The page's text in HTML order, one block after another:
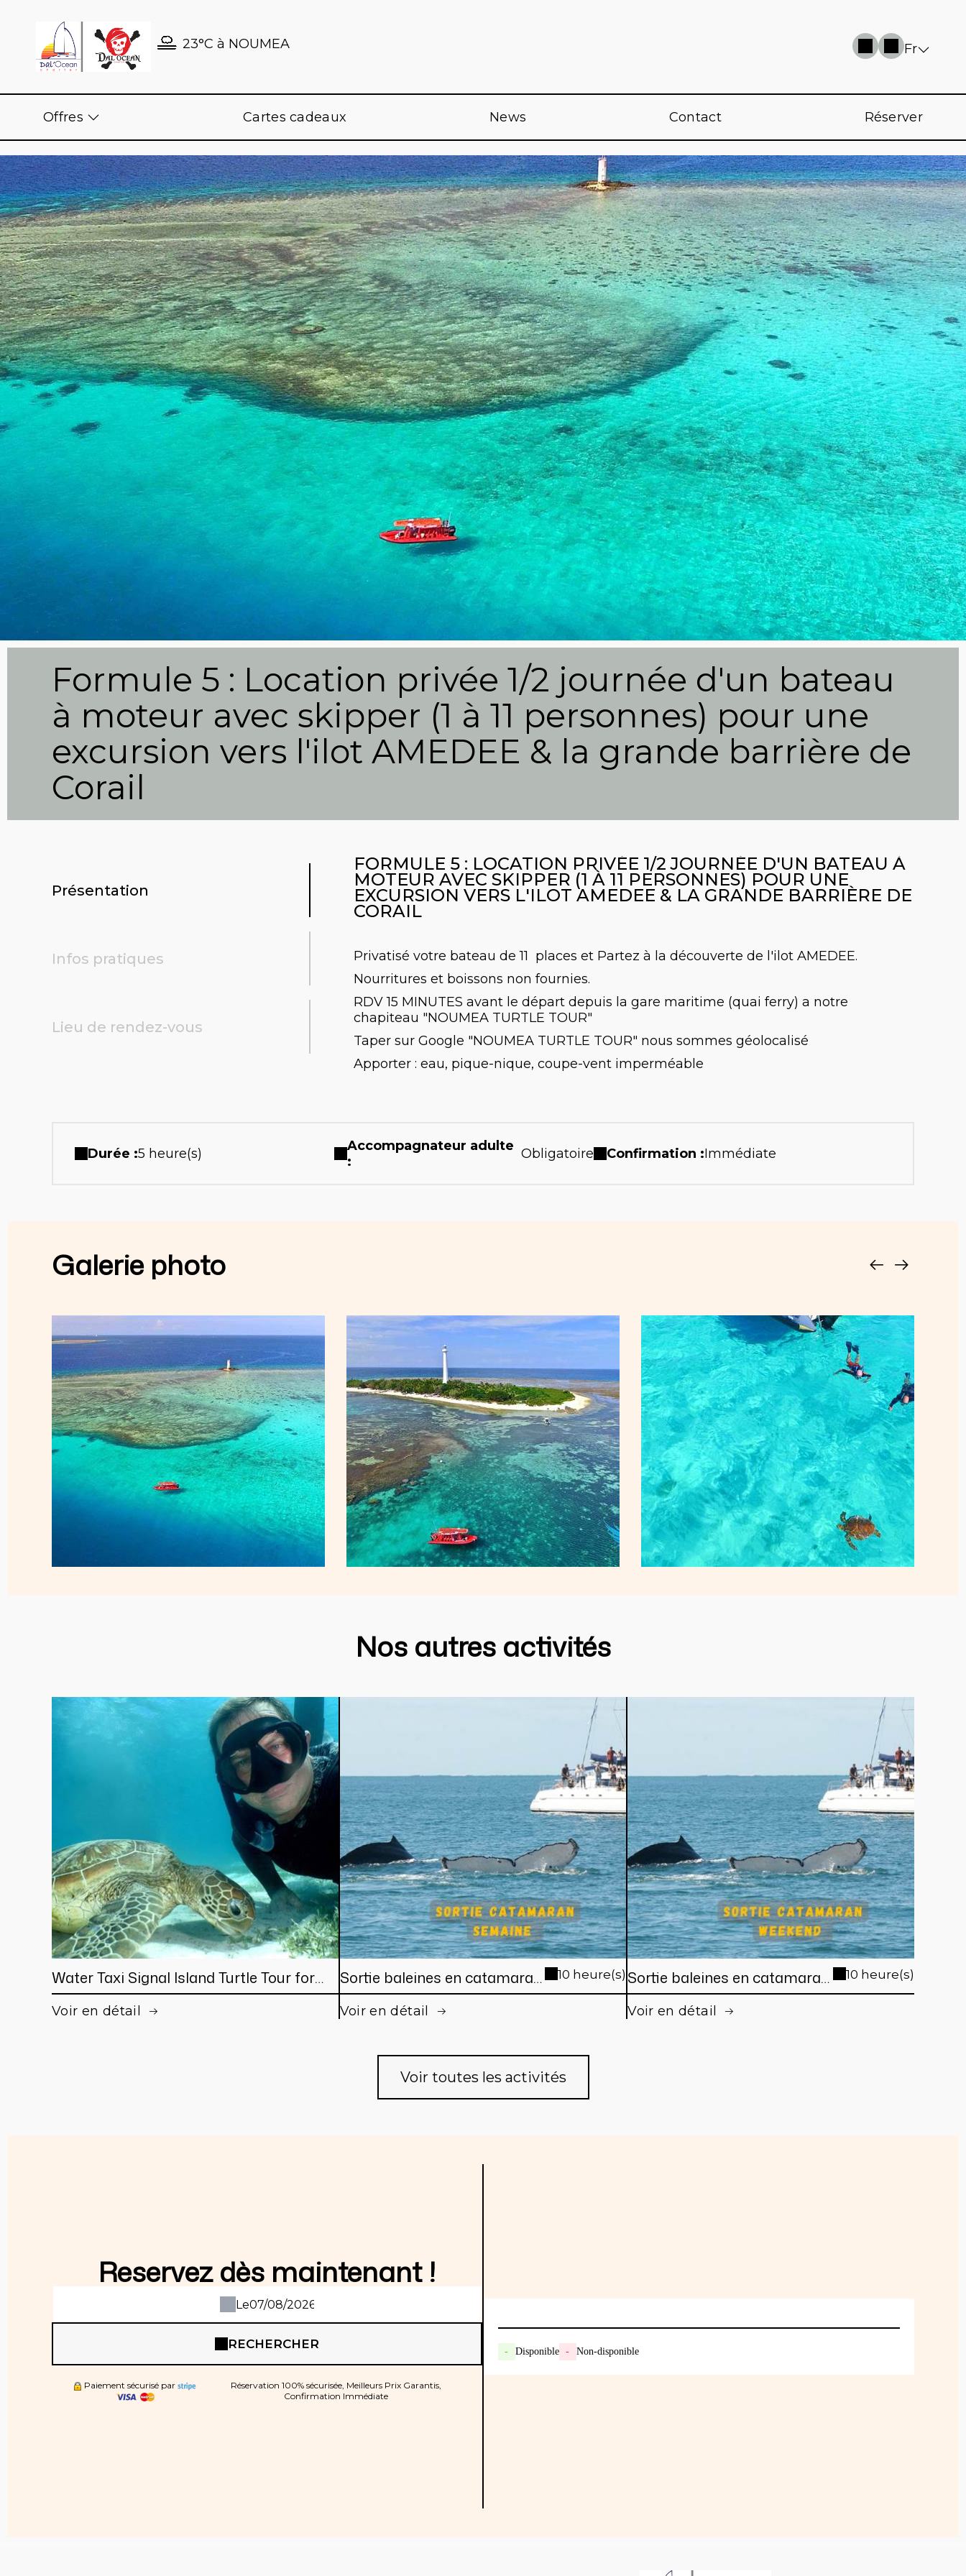
23°C à NOUMEA Fr
Offres Cartes cadeaux News Contact Réserver
Formule 5 : Location privée 1/2 journée d'un bateau
à moteur avec skipper (1 à 11 personnes) pour une
excursion vers l'ilot AMEDEE & la grande barrière de
Corail
Présentation
Infos pratiques
Lieu de rendez-vous
FORMULE 5 : LOCATION PRIVÉE 1/2 JOURNÉE D'UN BATEAU À
MOTEUR AVEC SKIPPER (1 À 11 PERSONNES) POUR UNE
EXCURSION VERS L'ILOT AMEDEE & LA GRANDE BARRIÈRE DE
CORAIL
Privatisé votre bateau de 11 places et Partez à la découverte de l'ilot AMEDEE.
Nourritures et boissons non fournies.
RDV 15 MINUTES avant le départ depuis la gare maritime (quai ferry) a notre
chapiteau "NOUMEA TURTLE TOUR"
Taper sur Google "NOUMEA TURTLE TOUR" nous sommes géolocalisé
Apporter : eau, pique-nique, coupe-vent imperméable
Durée :5 heure(s)
Accompagnateur adulte
:
Obligatoire Confirmation :Immédiate
Galerie photo
Nos autres activités
Water Taxi Signal Island Turtle Tour for
cruisers
Voir en détail
Sortie baleines en catamaran
de Nouméa (en semaine)
10 heure(s)
Voir en détail
Sortie baleines en catamaran
de Nouméa (en week end et
jours fériés )
10 heure(s)
Voir en détail
Voir toutes les activités
Reservez dès maintenant !
Le
RECHERCHER
Réservation 100% sécurisée, Meilleurs Prix Garantis,
Confirmation Immédiate
Paiement sécurisé par
- Disponible - Non-disponible